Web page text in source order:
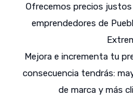
Ofrecemos precios
emprendedores de
Mejora e incrementa tu
consecuencia tendrás:
de marca y más